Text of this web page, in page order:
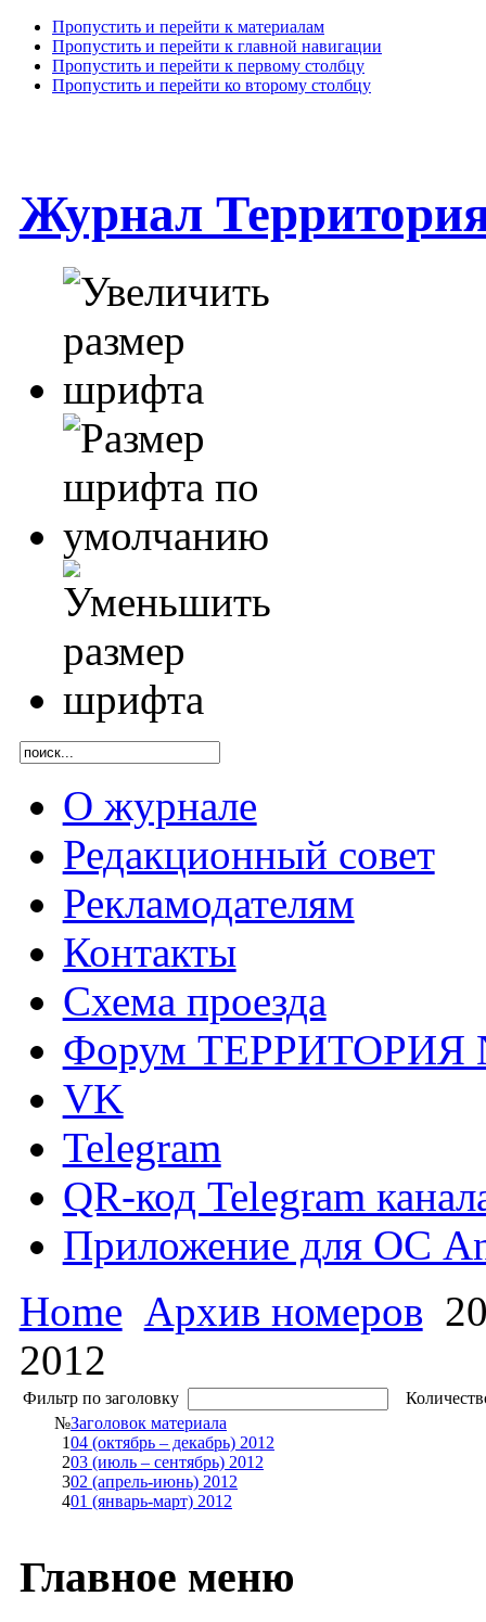
Пропустить и перейти к материалам
Пропустить и перейти к главной навигации
Пропустить и перейти к первому столбцу
Пропустить и перейти ко второму столбцу
Журнал
О журнале
Редакционный совет
Рекламодателям
Контакты
Схема проезда
Форум ТЕРРИТОРИЯ
VK
Telegram
QR-код Telegram
Приложение для ОС
Home Архив номеров
2012
Фильтр по заголовку
№Заголовок материала
104 (октябрь – декабрь) 2012
203 (июль – сентябрь) 2012
302 (апрель-июнь) 2012
401 (январь-март) 2012
Главное меню